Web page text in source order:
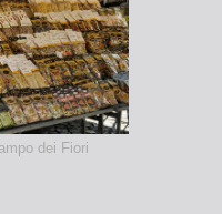
dei Fiori